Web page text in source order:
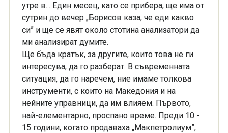
утре в... Един месец, като се прибера, ще има от
сутрин до вечер „Борисов каза, че еди какво
си” и ще се явят около стотина анализатори да
ми анализират думите.
Ще бъда кратък, за другите, които това не ги
интересува, да го разберат. В съвременната
ситуация, да го наречем, ние имаме толкова
инструменти, с които на Македония и на
нейните управници, да им влияем. Първото,
най-елементарно, проспано време. Преди 10 -
15 години, когато продаваха „Макпетролиум”,